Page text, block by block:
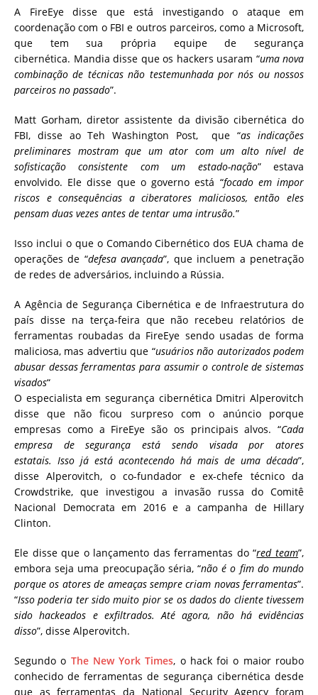
A FireEye disse que está investigando o ataque em
coordenação com o FBI e outros parceiros, como a Microsoft,
que tem sua própria equipe de segurança
cibernética. Mandia disse que os hackers usaram “uma nova
combinação de técnicas não testemunhada por nós ou nossos
parceiros no passado”.
Matt Gorham, diretor assistente da divisão cibernética do
FBI, disse ao Teh Washington Post, que “as indicações
preliminares mostram que um ator com um alto nível de
sofisticação consistente com um estado-nação” estava
envolvido. Ele disse que o governo está “focado em impor
riscos e consequências a ciberatores maliciosos, então eles
pensam duas vezes antes de tentar uma intrusão.”
Isso inclui o que o Comando Cibernético dos EUA chama de
operações de “defesa avançada”, que incluem a penetração
de redes de adversários, incluindo a Rússia.
A Agência de Segurança Cibernética e de Infraestrutura do
país disse na terça-feira que não recebeu relatórios de
ferramentas roubadas da FireEye sendo usadas de forma
maliciosa, mas advertiu que “usuários não autorizados podem
abusar dessas ferramentas para assumir o controle de sistemas
visados“
O especialista em segurança cibernética Dmitri Alperovitch
disse que não ficou surpreso com o anúncio porque
empresas como a FireEye são os principais alvos. “Cada
empresa de segurança está sendo visada por atores
estatais. Isso já está acontecendo há mais de uma década”,
disse Alperovitch, o co-fundador e ex-chefe técnico da
Crowdstrike, que investigou a invasão russa do Comitê
Nacional Democrata em 2016 e a campanha de Hillary
Clinton.
Ele disse que o lançamento das ferramentas do “red team”,
embora seja uma preocupação séria, “não é o fim do mundo
porque os atores de ameaças sempre criam novas ferramentas”.
“Isso poderia ter sido muito pior se os dados do cliente tivessem
sido hackeados e exfiltrados. Até agora, não há evidências
disso”, disse Alperovitch.
Segundo o The New York Times, o hack foi o maior roubo
conhecido de ferramentas de segurança cibernética desde
que as ferramentas da National Security Agency foram